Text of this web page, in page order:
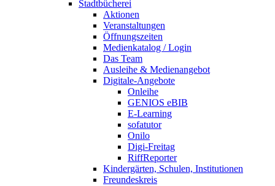
Stadtbücherei
Aktionen
Veranstaltungen
Öffnungszeiten
Medienkatalog / Login
Das Team
Ausleihe & Medienangebot
Digitale-Angebote
Onleihe
GENIOS eBIB
E-Learning
sofatutor
Onilo
Digi-Freitag
RiffReporter
Kindergärten, Schulen, Institutionen
Freundeskreis